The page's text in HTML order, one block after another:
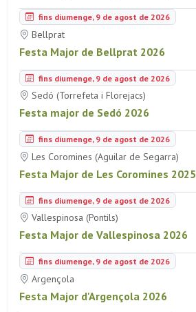
fins diumenge, 9 de agost de 2026
Bellprat
Festa Major de Bellprat 2026
fins diumenge, 9 de agost de 2026
Sedó (Torrefeta i Florejacs)
Festa major de Sedó 2026
fins diumenge, 9 de agost de 2026
Les Coromines (Aguilar de Segarra)
Festa Major de Les Coromines 2025
fins diumenge, 9 de agost de 2026
Vallespinosa (Pontils)
Festa Major de Vallespinosa 2026
fins diumenge, 9 de agost de 2026
Argençola
Festa Major d'Argençola 2026